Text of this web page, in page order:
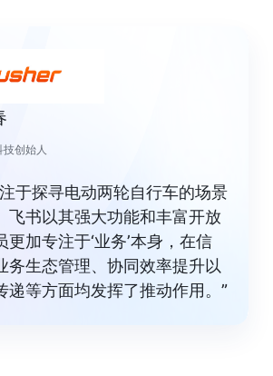
技创始人
于探寻电动两轮自行车的场景
飞书以其强大功能和丰富开放
更加专注于‘业务’本身，在信
务生态管理、协同效率提升以
递等方面均发挥了推动作用。”